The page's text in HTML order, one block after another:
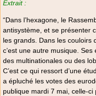
Extrait :
“Dans l’hexagone, le
antisystème, et se présenter
les grands. Dans les couloirs
c’est une autre musique.
des multinationales ou des
C’est ce qui ressort d’une
a épluché les votes des
publique mardi 7 mai, celle-